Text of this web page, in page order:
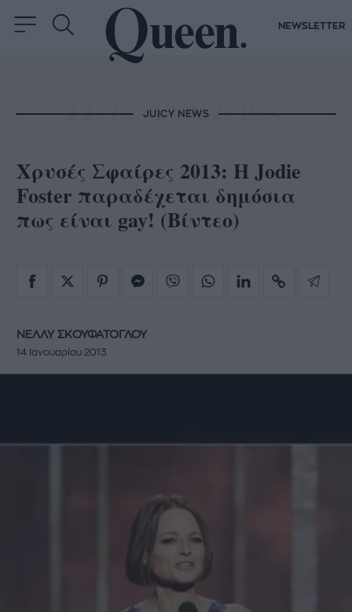
NEWSLETTER
JUICY NEWS
Χρυσές Σφαίρες 2013: H Jodie
Foster παραδέχεται δημόσια
πως είναι gay! (Βίντεο)
ΝΕΛΛΥ ΣΚΟΥΦΑΤΟΓΛΟΥ
14 Ιανουαρίου 2013